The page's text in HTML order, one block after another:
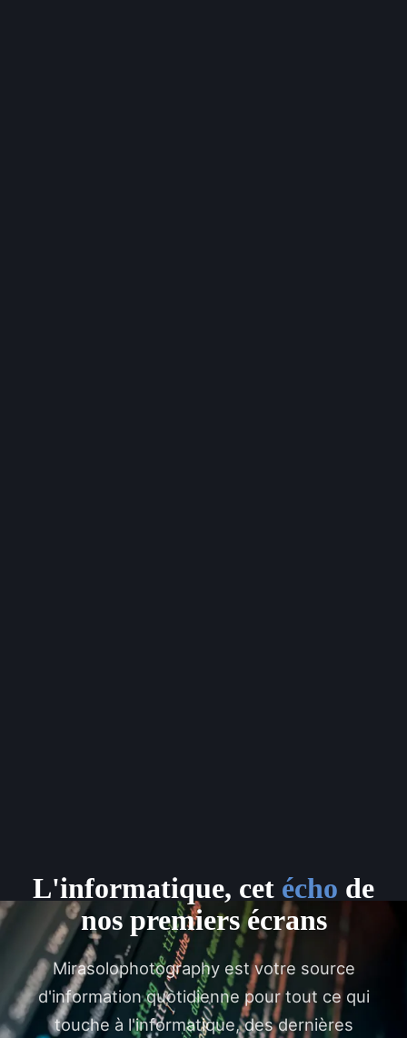
L'informatique, cet écho de
nos premiers écrans
Mirasolophotography est votre source
d'information quotidienne pour tout ce qui
touche à l'informatique, des dernières